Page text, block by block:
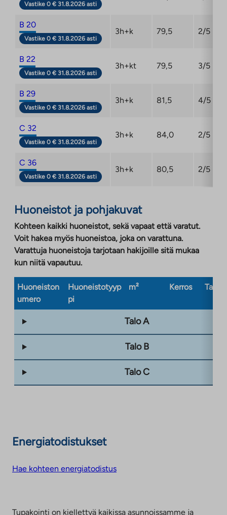
Vastike 0 € 31.8.2026 asti
B 20
Vastike 0 € 31.8.2026 asti
3h+k 79,5 2/5
B 22
Vastike 0 € 31.8.2026 asti
3h+kt 79,5 3/5
B 29
Vastike 0 € 31.8.2026 asti
3h+k 81,5 4/5
C 32
Vastike 0 € 31.8.2026 asti
3h+k 84,0 2/5
C 36
Vastike 0 € 31.8.2026 asti
3h+k 80,5 2/5
Huoneistot ja pohjakuvat
Kohteen kaikki huoneistot, sekä vapaat että varatut.
Voit hakea myös huoneistoa, joka on varattuna.
Varattuja huoneistoja tarjotaan hakijoille sitä mukaa
kun niitä vapautuu.
Huoneiston
umero
Huoneistotyyp
pi
m² Kerros
Talo A
Talo B
Talo C
Energiatodistukset
Hae kohteen energiatodistus
Tupakointi on kiellettyä kaikissa asunnoissamme ja